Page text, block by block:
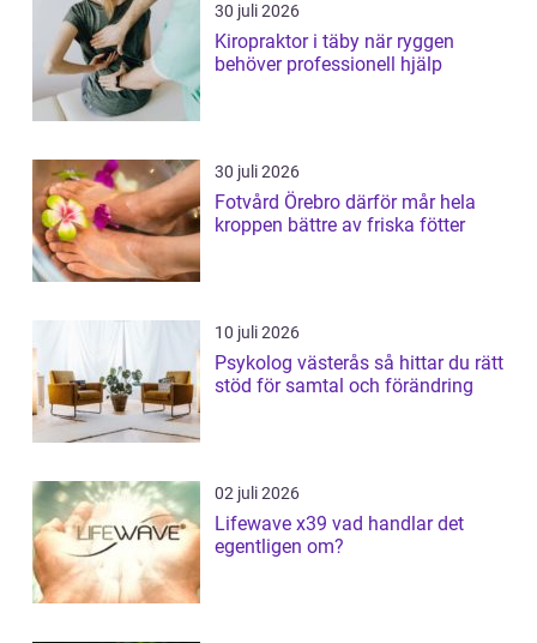
30 juli 2026
Kiropraktor i täby när ryggen
behöver professionell hjälp
30 juli 2026
Fotvård Örebro därför mår hela
kroppen bättre av friska fötter
10 juli 2026
Psykolog västerås så hittar du rätt
stöd för samtal och förändring
02 juli 2026
Lifewave x39 vad handlar det
egentligen om?